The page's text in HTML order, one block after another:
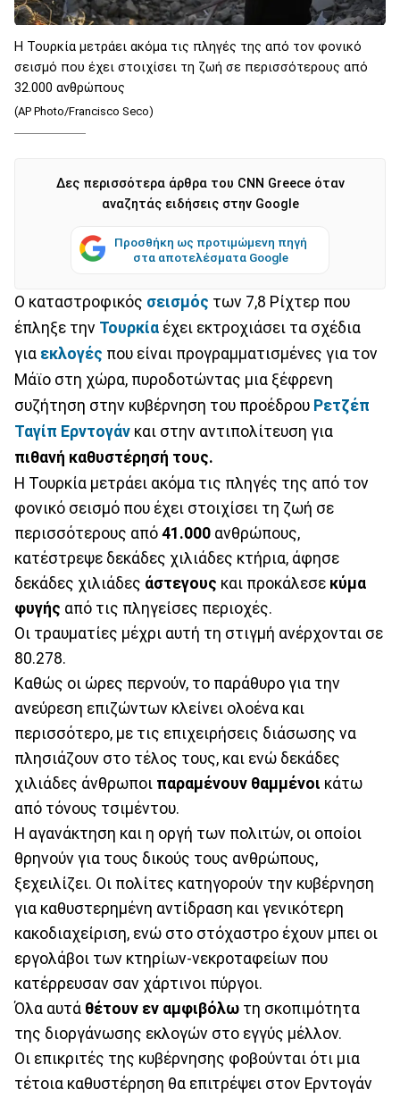
Η Τουρκία μετράει ακόμα τις πληγές της από τον φονικό
σεισμό που έχει στοιχίσει τη ζωή σε περισσότερους από
32.000 ανθρώπους
(AP Photo/Francisco Seco)
Δες περισσότερα άρθρα του CNN Greece όταν
αναζητάς ειδήσεις στην Google
Προσθήκη ως προτιμώμενη πηγή
στα αποτελέσματα Google
Ο καταστροφικός σεισμός των 7,8 Ρίχτερ που
έπληξε την Τουρκία έχει εκτροχιάσει τα σχέδια
για εκλογές που είναι προγραμματισμένες για τον
Μάϊο στη χώρα, πυροδοτώντας μια ξέφρενη
συζήτηση στην κυβέρνηση του προέδρου Ρετζέπ
Ταγίπ Ερντογάν και στην αντιπολίτευση για
πιθανή καθυστέρησή τους.
Η Τουρκία μετράει ακόμα τις πληγές της από τον
φονικό σεισμό που έχει στοιχίσει τη ζωή σε
περισσότερους από 41.000 ανθρώπους,
κατέστρεψε δεκάδες χιλιάδες κτήρια, άφησε
δεκάδες χιλιάδες άστεγους και προκάλεσε κύμα
φυγής από τις πληγείσες περιοχές.
Οι τραυματίες μέχρι αυτή τη στιγμή ανέρχονται σε
80.278.
Καθώς οι ώρες περνούν, το παράθυρο για την
ανεύρεση επιζώντων κλείνει ολοένα και
περισσότερο, με τις επιχειρήσεις διάσωσης να
πλησιάζουν στο τέλος τους, και ενώ δεκάδες
χιλιάδες άνθρωποι παραμένουν θαμμένοι κάτω
από τόνους τσιμέντου.
Η αγανάκτηση και η οργή των πολιτών, οι οποίοι
θρηνούν για τους δικούς τους ανθρώπους,
ξεχειλίζει. Οι πολίτες κατηγορούν την κυβέρνηση
για καθυστερημένη αντίδραση και γενικότερη
κακοδιαχείριση, ενώ στο στόχαστρο έχουν μπει οι
εργολάβοι των κτηρίων-νεκροταφείων που
κατέρρευσαν σαν χάρτινοι πύργοι.
Όλα αυτά θέτουν εν αμφιβόλω τη σκοπιμότητα
της διοργάνωσης εκλογών στο εγγύς μέλλον.
Οι επικριτές της κυβέρνησης φοβούνται ότι μια
τέτοια καθυστέρηση θα επιτρέψει στον Ερντογάν